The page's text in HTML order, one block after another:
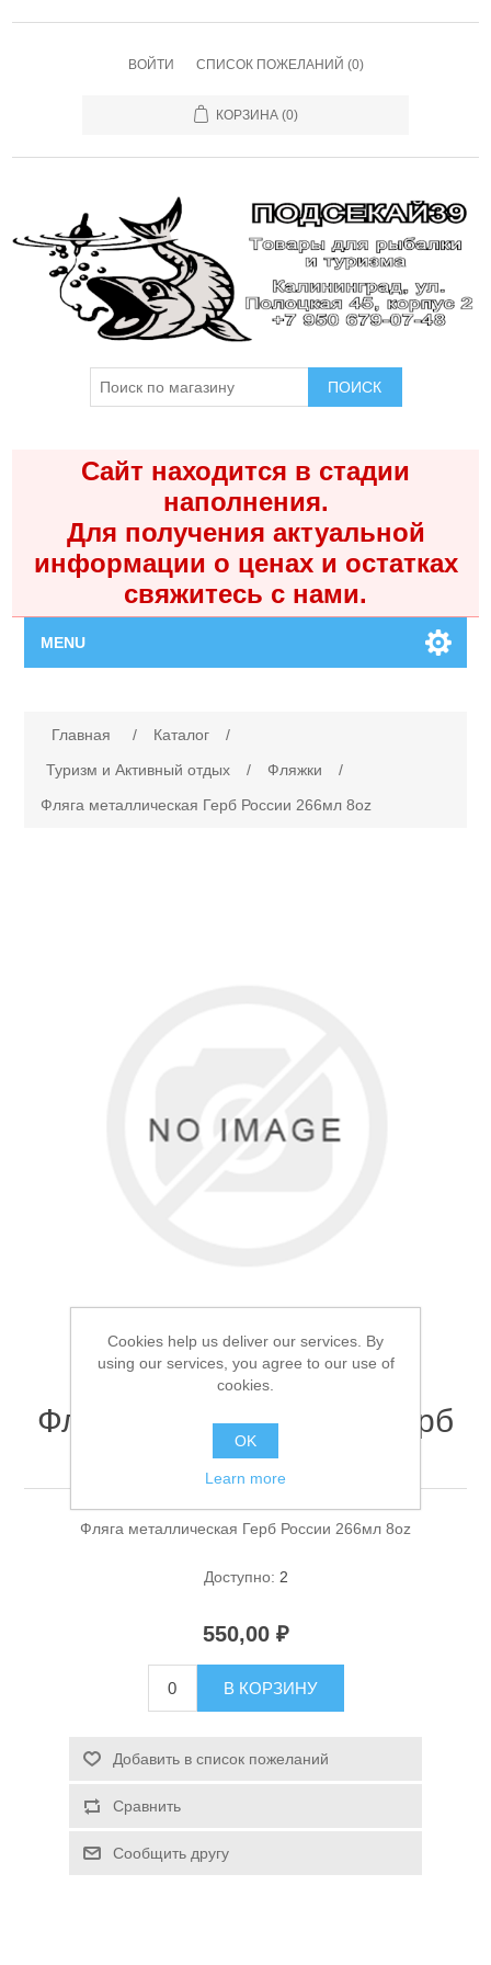
ВОЙТИ СПИСОК ПОЖЕЛАНИЙ (0)
КОРЗИНА (0)
ПОИСК
Сайт находится в стадии
наполнения.
Для получения актуальной
информации о ценах и остатках
свяжитесь с нами.
MENU
Каталог
Аксессуары для лодок
Спасательные средства
Главная / Каталог
/
Туризм и Активный отдых
/ Фляжки
/
Фляга металлическая Герб России 266мл 8oz
Фляга металлическая Герб
России 266мл 8oz
Фляга металлическая Герб России 266мл 8oz
Доступно: 2
550,00 ₽
В КОРЗИНУ
Добавить в список пожеланий
Сравнить
Сообщить другу
Cookies help us deliver our services. By
using our services, you agree to our use of
cookies.
OK
Learn more